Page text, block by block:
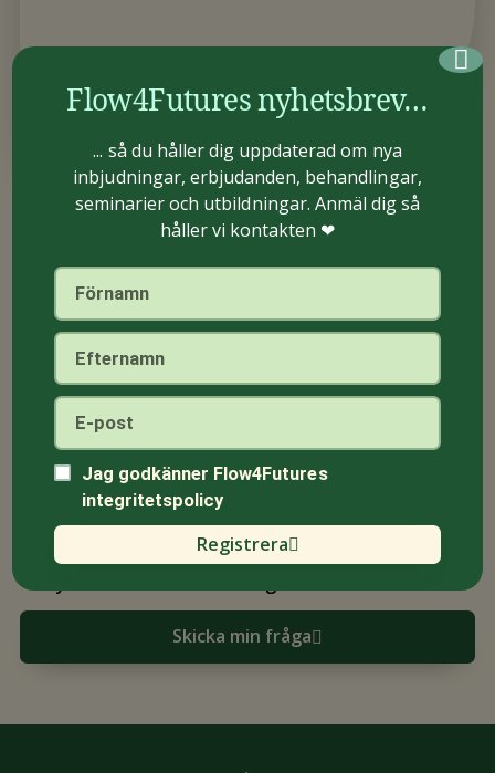
Kontakta Michael,
Jag accepterar att mina personuppgifter lagras i
Skicka min fråga
Flow4Futures nyhetsbrev…
... så du håller dig uppdaterad om nya
inbjudningar, erbjudanden, behandlingar,
seminarier och utbildningar. Anmäl dig så
håller vi kontakten ❤
Jag godkänner Flow4Futures
integritetspolicy
Registrera